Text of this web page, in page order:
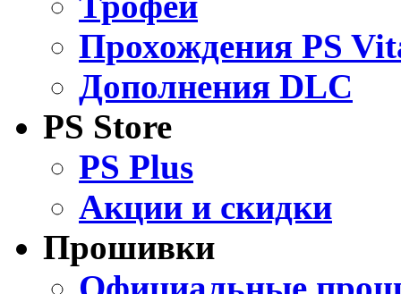
Прохождения PS
Дополнения DLC
PS Store
PS Plus
Акции и скидки
Прошивки